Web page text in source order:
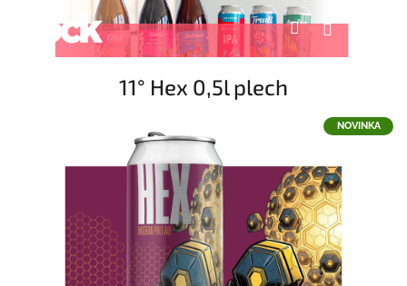
HledatPřihlášení
11° Hex 0,5l plech
NOVINKA